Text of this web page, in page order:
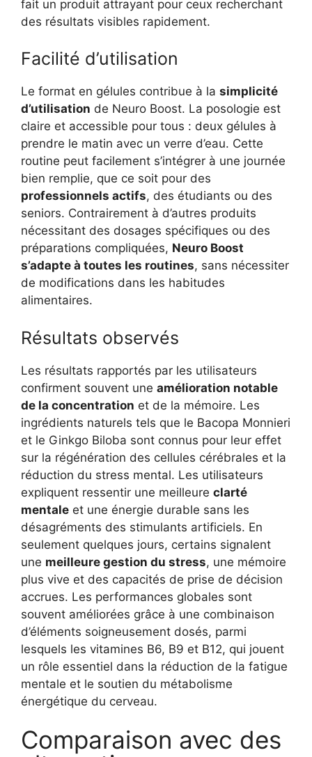
fait un produit attrayant pour ceux recherchant
des résultats visibles rapidement.
Facilité d’utilisation
Le format en gélules contribue à la simplicité
d’utilisation de Neuro Boost. La posologie est
claire et accessible pour tous : deux gélules à
prendre le matin avec un verre d’eau. Cette
routine peut facilement s’intégrer à une journée
bien remplie, que ce soit pour des
professionnels actifs, des étudiants ou des
seniors. Contrairement à d’autres produits
nécessitant des dosages spécifiques ou des
préparations compliquées, Neuro Boost
s’adapte à toutes les routines, sans nécessiter
de modifications dans les habitudes
alimentaires.
Résultats observés
Les résultats rapportés par les utilisateurs
confirment souvent une amélioration notable
de la concentration et de la mémoire. Les
ingrédients naturels tels que le Bacopa Monnieri
et le Ginkgo Biloba sont connus pour leur effet
sur la régénération des cellules cérébrales et la
réduction du stress mental. Les utilisateurs
expliquent ressentir une meilleure clarté
mentale et une énergie durable sans les
désagréments des stimulants artificiels. En
seulement quelques jours, certains signalent
une meilleure gestion du stress, une mémoire
plus vive et des capacités de prise de décision
accrues. Les performances globales sont
souvent améliorées grâce à une combinaison
d’éléments soigneusement dosés, parmi
lesquels les vitamines B6, B9 et B12, qui jouent
un rôle essentiel dans la réduction de la fatigue
mentale et le soutien du métabolisme
énergétique du cerveau.
Comparaison avec des